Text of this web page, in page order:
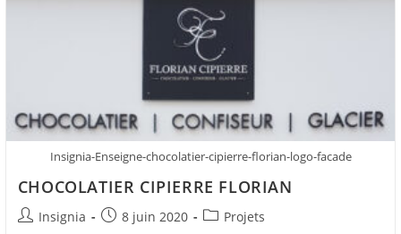
Insignia-Enseigne-chocolatier-cipierre-florian-logo-facade
CHOCOLATIER CIPIERRE FLORIAN
Insignia 8 juin 2020 Projets